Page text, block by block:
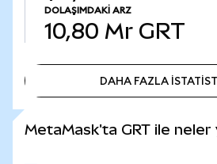
DOLAŞIMDAKI ARZ
10,80 Mr GRT
DAHA FAZLA
MetaMask'ta GRT ile neler